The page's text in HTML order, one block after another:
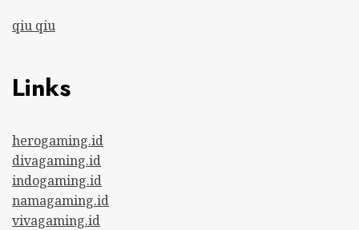
qiu qiu
Links
herogaming.id
divagaming.id
indogaming.id
namagaming.id
vivagaming.id